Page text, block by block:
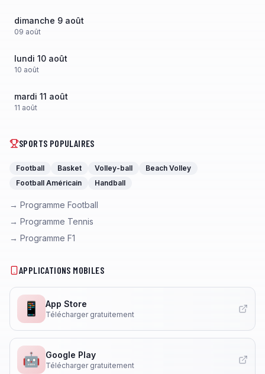
dimanche 9 août
09 août
lundi 10 août
10 août
mardi 11 août
11 août
SPORTS POPULAIRES
Football Basket Volley-ball
Beach Volley
Football Américain
Handball
→ Programme Football
→ Programme Tennis
→ Programme F1
APPLICATIONS MOBILES
📱 App Store
Télécharger gratuitement
🤖 Google Play
Télécharger gratuitement